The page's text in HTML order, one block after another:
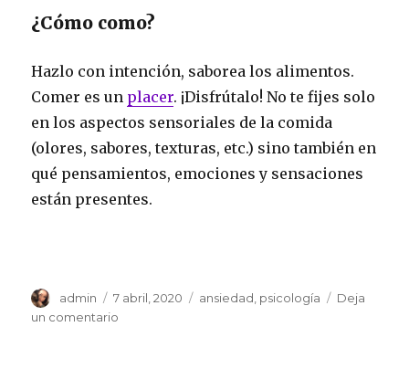
¿Cómo como?
Hazlo con intención, saborea los alimentos.
Comer es un placer. ¡Disfrútalo! No te fijes solo
en los aspectos sensoriales de la comida
(olores, sabores, texturas, etc.) sino también en
qué pensamientos, emociones y sensaciones
están presentes.
Autor
admin
Publicado
el
7 abril, 2020 Categorías
ansiedad, psicología
Deja
un comentario